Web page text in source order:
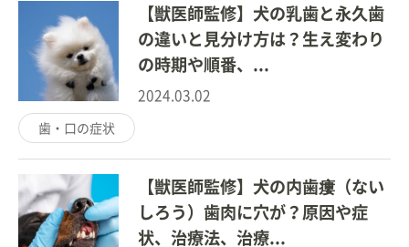
【獣医師監修】犬の乳歯と永久歯
の違いと見分け方は？生え変わり
の時期や順番、...
2024.03.02
歯・口の症状
【獣医師監修】犬の内歯瘻（ない
しろう）歯肉に穴が？原因や症
状、治療法、治療...